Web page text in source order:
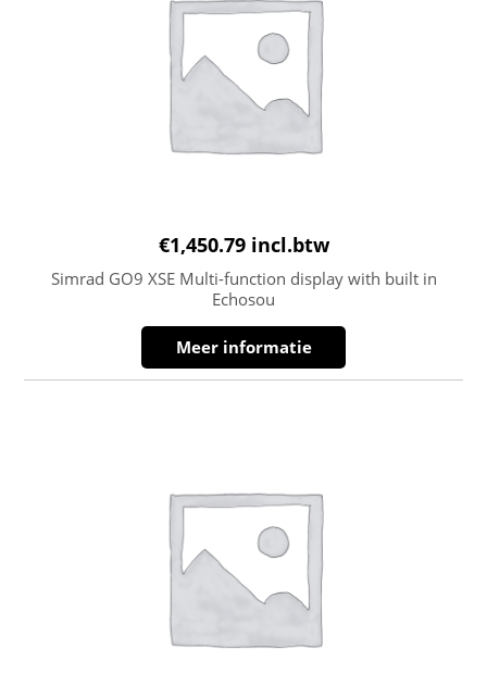
€1,450.79 incl.btw
Simrad GO9 XSE Multi-function display with built in
Echosou
Meer informatie